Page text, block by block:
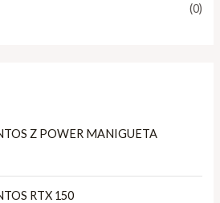
(0)
Z POWER MANIGUETA
RTX 150